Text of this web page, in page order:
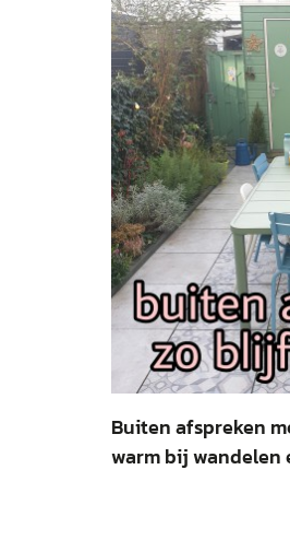
Buiten afspreken
warm bij wandelen